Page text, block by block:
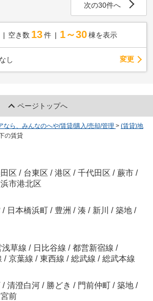
次の30件へ
空き数 13 件 1～30 棟を表示
なし 変更
ページトップへ
なら、みんなのへや/賃貸/購入/売却/管理 > (賃貸)地
の賃貸
区 / 台東区 / 港区 / 千代田区 / 蕨市 /
市港北区
/ 日本橋浜町 / 豊洲 / 湊 / 新川 / 築地 /
浅草線 / 日比谷線 / 都営新宿線 /
/ 京葉線 / 東西線 / 総武線 / 総武本線
/ 清澄白河 / 勝どき / 門前仲町 / 築地 /
前